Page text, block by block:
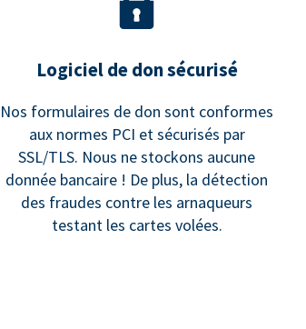
Logiciel de don sécurisé
Nos formulaires de don sont conformes
aux normes PCI et sécurisés par
SSL/TLS. Nous ne stockons aucune
donnée bancaire ! De plus, la détection
des fraudes contre les arnaqueurs
testant les cartes volées.